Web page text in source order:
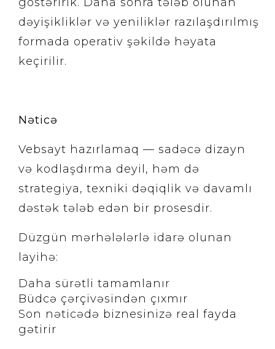
dəyişikliklər və yeniliklər razılaşdırılmış
formada operativ şəkildə həyata
keçirilir.
Nəticə
Vebsayt hazırlamaq — sadəcə dizayn
və kodlaşdırma deyil, həm də
strategiya, texniki dəqiqlik və davamlı
dəstək tələb edən bir prosesdir.
Düzgün mərhələlərlə idarə olunan
layihə:
Daha sürətli tamamlanır
Büdcə çərçivəsindən çıxmır
Son nəticədə biznesinizə real fayda
gətirir